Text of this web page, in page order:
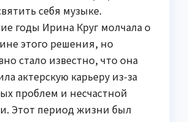
себя музыке.
годы Ирина Круг молчала о
этого решения, но
стало известно, что она
актерскую карьеру из-за
проблем и несчастной
Этот период жизни был